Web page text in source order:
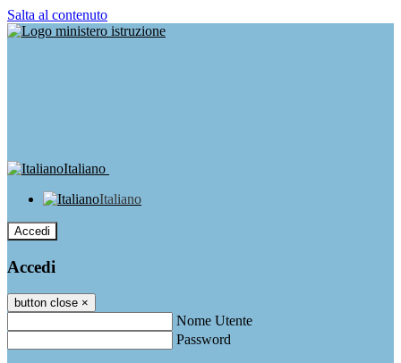
Salta al contenuto
Italiano
Italiano
Accedi
Accedi
button close ×
Nome Utente
Password